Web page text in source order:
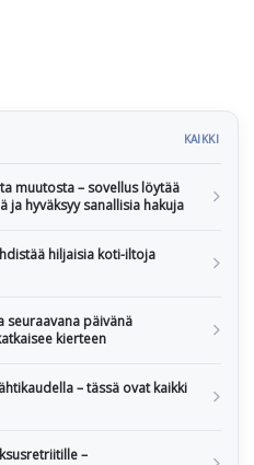
KAIKKI
muutosta – sovellus löytää
ja hyväksyy sanallisia hakuja
hiljaisia koti-iltoja
seuraavana päivänä
kierteen
– tässä ovat kaikki
–